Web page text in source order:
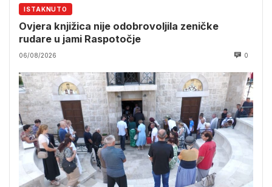
ISTAKNUTO
Ovjera knjižica nije odobrovoljila zeničke
rudare u jami Raspotočje
06/08/2026 0